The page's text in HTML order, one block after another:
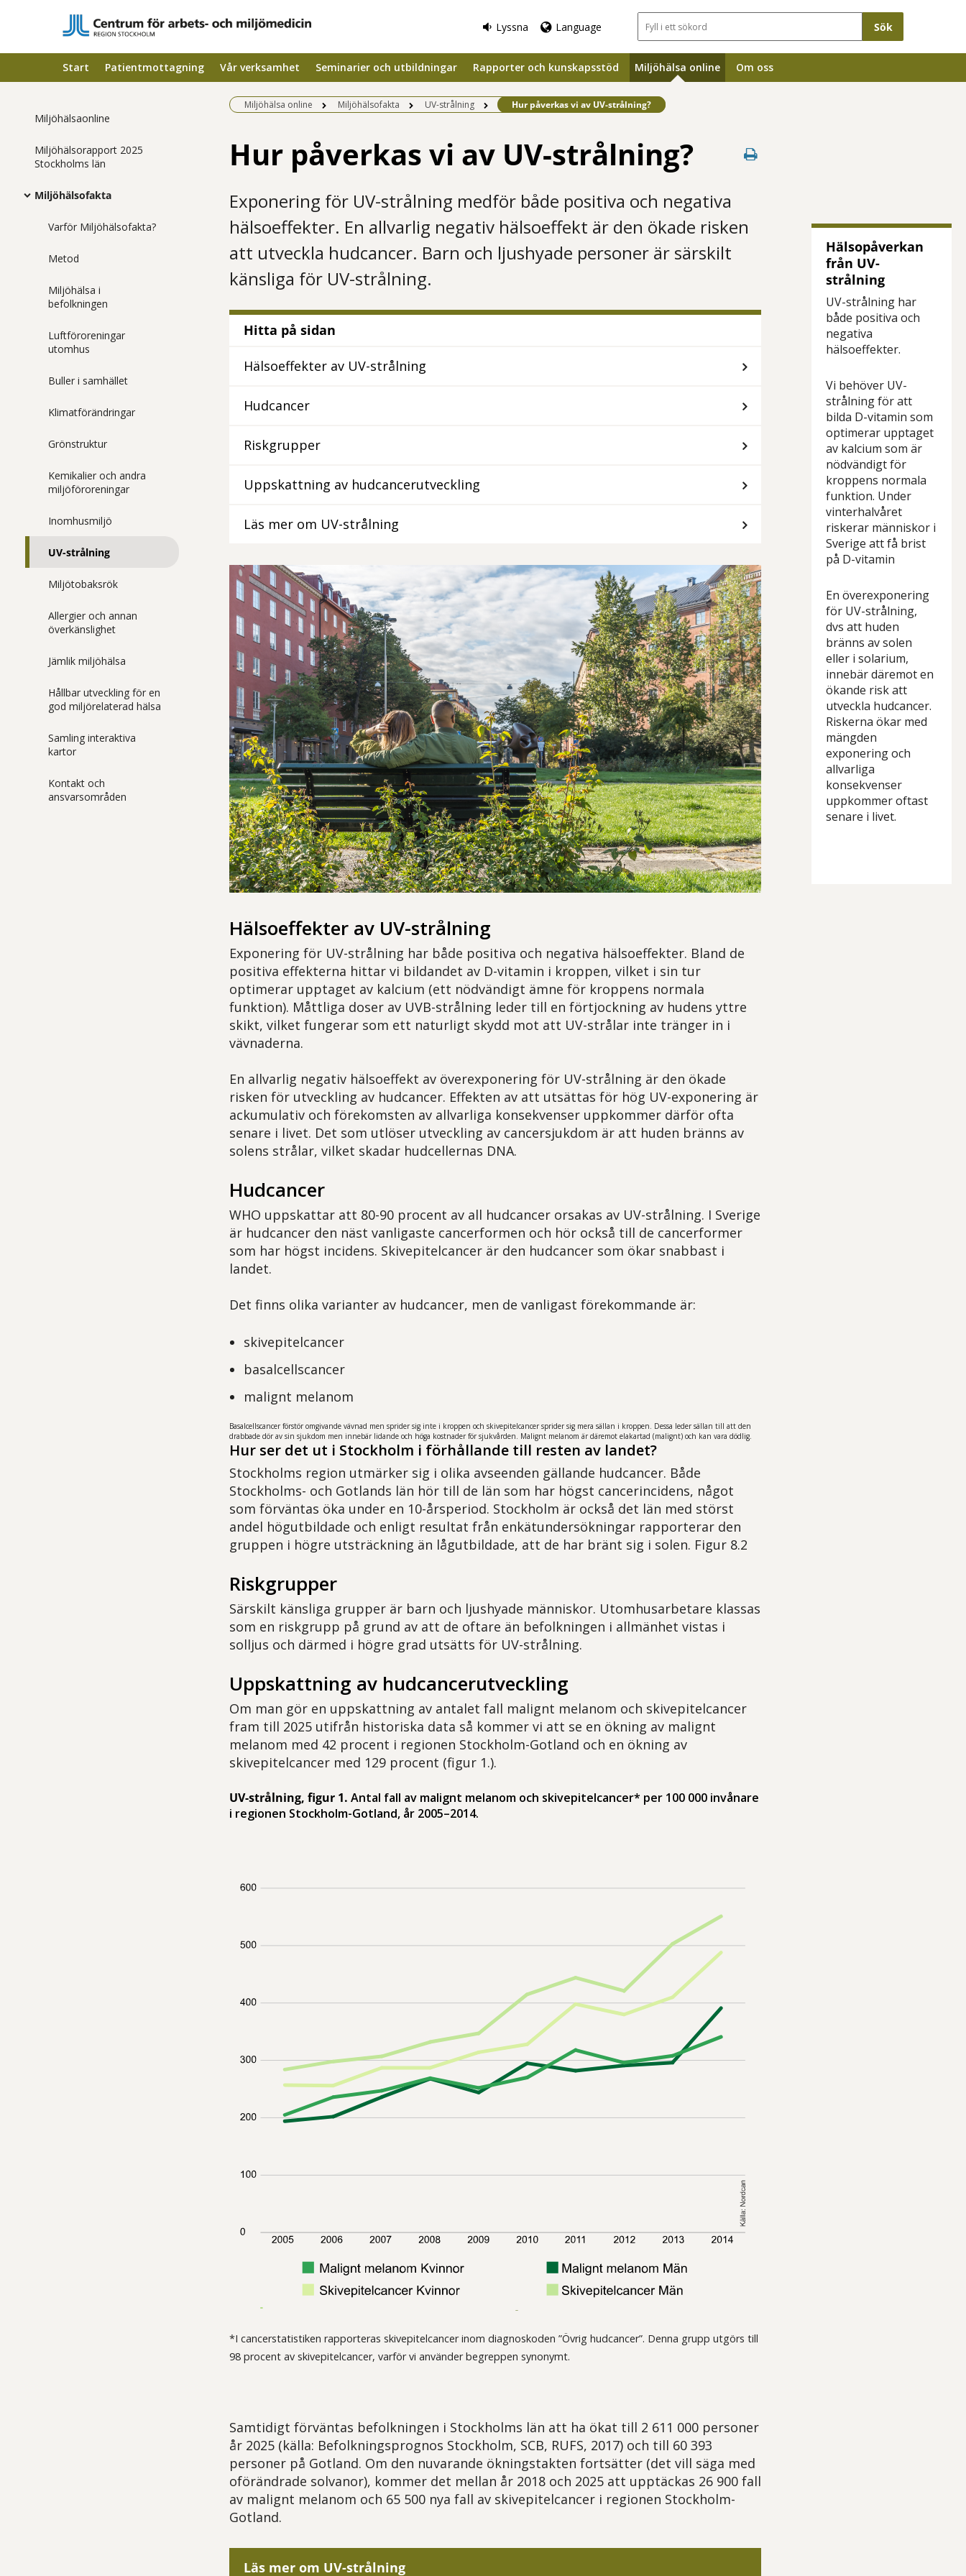
Lyssna Language Sökfält
Start Patientmottagning Vår verksamhet Seminarier och utbildningar Rapporter och kunskapsstöd Miljöhälsa online Om oss
Miljöhälsaonline
Miljöhälsorapport 2025
Stockholms län
Miljöhälsofakta
Varför Miljöhälsofakta?
Metod
Miljöhälsa i
befolkningen
Luftföroreningar
utomhus
Buller i samhället
Klimatförändringar
Grönstruktur
Kemikalier och andra
miljöföroreningar
Inomhusmiljö
UV-strålning
Miljötobaksrök
Allergier och annan
överkänslighet
Jämlik miljöhälsa
Hållbar utveckling för en
god miljörelaterad hälsa
Samling interaktiva
kartor
Kontakt och
ansvarsområden
Miljöhälsa online Miljöhälsofakta UV-strålning Befintlig sida:
Hur påverkas vi av UV-strålning?
Hur påverkas vi av UV-strålning?
Exponering för UV-strålning medför både positiva och negativa
hälsoeffekter. En allvarlig negativ hälsoeffekt är den ökade risken
att utveckla hudcancer. Barn och ljushyade personer är särskilt
känsliga för UV-strålning.
Hitta på sidan
Hälsoeffekter av UV-strålning
Hudcancer
Riskgrupper
Uppskattning av hudcancerutveckling
Läs mer om UV-strålning
Hälsoeffekter av UV-strålning
Exponering för UV-strålning har både positiva och negativa hälsoeffekter. Bland de
positiva effekterna hittar vi bildandet av D-vitamin i kroppen, vilket i sin tur
optimerar upptaget av kalcium (ett nödvändigt ämne för kroppens normala
funktion). Måttliga doser av UVB-strålning leder till en förtjockning av hudens yttre
skikt, vilket fungerar som ett naturligt skydd mot att UV-strålar inte tränger in i
vävnaderna.
En allvarlig negativ hälsoeffekt av överexponering för UV-strålning är den ökade
risken för utveckling av hudcancer. Effekten av att utsättas för hög UV-exponering är
ackumulativ och förekomsten av allvarliga konsekvenser uppkommer därför ofta
senare i livet. Det som utlöser utveckling av cancersjukdom är att huden bränns av
solens strålar, vilket skadar hudcellernas DNA.
Hudcancer
WHO uppskattar att 80-90 procent av all hudcancer orsakas av UV-strålning. I Sverige
är hudcancer den näst vanligaste cancerformen och hör också till de cancerformer
som har högst incidens. Skivepitelcancer är den hudcancer som ökar snabbast i
landet.
Det finns olika varianter av hudcancer, men de vanligast förekommande är:
skivepitelcancer
basalcellscancer
malignt melanom
Basalcellscancer förstör omgivande vävnad men sprider sig inte i kroppen och skivepitelcancer sprider sig mera sällan i kroppen. Dessa leder sällan till att den
drabbade dör av sin sjukdom men innebär lidande och höga kostnader för sjukvården. Malignt melanom är däremot elakartad (malignt) och kan vara dödlig.
Hur ser det ut i Stockholm i förhållande till resten av landet?
Stockholms region utmärker sig i olika avseenden gällande hudcancer. Både
Stockholms- och Gotlands län hör till de län som har högst cancerincidens, något
som förväntas öka under en 10-årsperiod. Stockholm är också det län med störst
andel högutbildade och enligt resultat från enkätundersökningar rapporterar den
gruppen i högre utsträckning än lågutbildade, att de har bränt sig i solen. Figur 8.2
Riskgrupper
Särskilt känsliga grupper är barn och ljushyade människor. Utomhusarbetare klassas
som en riskgrupp på grund av att de oftare än befolkningen i allmänhet vistas i
solljus och därmed i högre grad utsätts för UV-strålning.
Uppskattning av hudcancerutveckling
Om man gör en uppskattning av antalet fall malignt melanom och skivepitelcancer
fram till 2025 utifrån historiska data så kommer vi att se en ökning av malignt
melanom med 42 procent i regionen Stockholm-Gotland och en ökning av
skivepitelcancer med 129 procent (figur 1.).
UV-strålning, figur 1. Antal fall av malignt melanom och skivepitelcancer* per 100 000 invånare
i regionen Stockholm-Gotland, år 2005–2014.
*I cancerstatistiken rapporteras skivepitelcancer inom diagnoskoden ”Övrig hudcancer”. Denna grupp utgörs till
98 procent av skivepitelcancer, varför vi använder begreppen synonymt.
Samtidigt förväntas befolkningen i Stockholms län att ha ökat till 2 611 000 personer
år 2025 (källa: Befolkningsprognos Stockholm, SCB, RUFS, 2017) och till 60 393
personer på Gotland. Om den nuvarande ökningstakten fortsätter (det vill säga med
oförändrade solvanor), kommer det mellan år 2018 och 2025 att upptäckas 26 900 fall
av malignt melanom och 65 500 nya fall av skivepitelcancer i regionen Stockholm-
Gotland.
Läs mer om UV-strålning
Hälsopåverkan
från UV-
strålning
UV-strålning har
både positiva och
negativa
hälsoeffekter.
Vi behöver UV-
strålning för att
bilda D-vitamin som
optimerar upptaget
av kalcium som är
nödvändigt för
kroppens normala
funktion. Under
vinterhalvåret
riskerar människor i
Sverige att få brist
på D-vitamin
En överexponering
för UV-strålning,
dvs att huden
bränns av solen
eller i solarium,
innebär däremot en
ökande risk att
utveckla hudcancer.
Riskerna ökar med
mängden
exponering och
allvarliga
konsekvenser
uppkommer oftast
senare i livet.